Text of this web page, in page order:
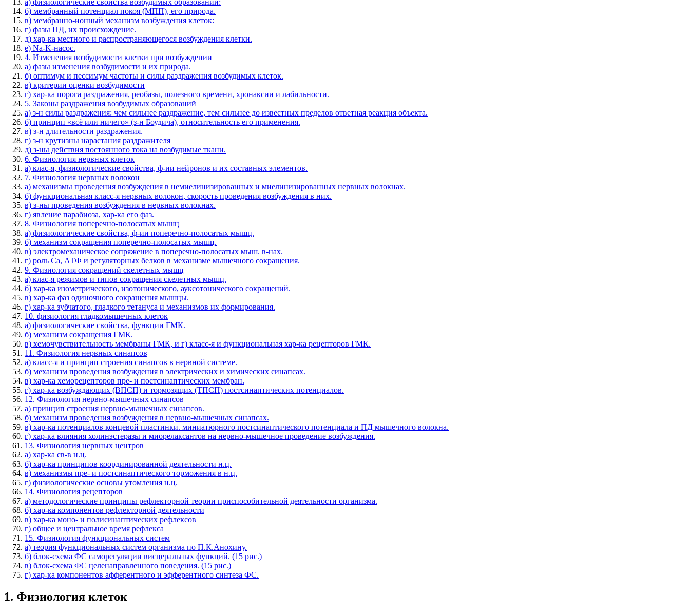
б) мембранный потенциал покоя (МПП), его природа.
в) мембранно-ионный механизм возбуждения клеток:
г) фазы ПД, их происхождение.
д) хар-ка местного и распространяющегося возбуждения клетки.
е) Na-K-насос.
4. Изменения возбудимости клетки при возбуждении
а) фазы изменения возбудимости и их природа.
б) оптимум и пессимум частоты и силы раздражения возбудимых клеток.
в) критерии оценки возбудимости
г) хар-ка порога раздражения, реобазы, полезного времени, хронаксии и лабильности.
5. Законы раздражения возбудимых образований
а) з-н силы раздражения: чем сильнее раздражение, тем сильнее до известных пределов ответная реакция объекта.
б) принцип «всё или ничего» (з-н Боудича), относительность его применения.
в) з-н длительности раздражения.
г) з-н крутизны нарастания раздражителя
д) з-ны действия постоянного тока на возбудимые ткани.
6. Физиология нервных клеток
а) клас-я, физиологические свойства, ф-ии нейронов и их составных элементов.
7. Физиология нервных волокон
а) механизмы проведения возбуждения в немиелинизированных и миелинизированных нервных волокнах.
б) функциональная класс-я нервных волокон, скорость проведения возбуждения в них.
в) з-ны проведения возбуждения в нервных волокнах.
г) явление парабиоза, хар-ка его фаз.
8. Физиология поперечно-полосатых мышц
а) физиологические свойства, ф-ии поперечно-полосатых мышц.
б) механизм сокращения поперечно-полосатых мышц.
в) электромеханическое сопряжение в поперечно-полосатых мыш. в-нах.
г) роль Са, АТФ и регуляторных белков в механизме мышечного сокращения.
9. Физиология сокращений скелетных мышц
а) клас-я режимов и типов сокращения скелетных мышц.
б) хар-ка изометрического, изотонического, ауксотонического сокращений.
в) хар-ка фаз одиночного сокращения мышцы.
г) хар-ка зубчатого, гладкого тетануса и механизмов их формирования.
10. физиология гладкомышечных клеток
а) физиологические свойства, функции ГМК.
б) механизм сокращения ГМК.
в) хемочувствительность мембраны ГМК, и г) класс-я и функциональная хар-ка рецепторов ГМК.
11. Физиология нервных синапсов
а) класс-я и принцип строения синапсов в нервной системе.
б) механизм проведения возбуждения в электрических и химических синапсах.
в) хар-ка хеморецепторов пре- и постсинаптических мембран.
г) хар-ка возбуждающих (ВПСП) и тормозящих (ТПСП) постсинаптических потенциалов.
12. Физиология нервно-мышечных синапсов
а) принцип строения нервно-мышечных синапсов.
б) механизм проведения возбуждения в нервно-мышечных синапсах.
в) хар-ка потенциалов концевой пластинки. миниатюрного постсинаптического потенциала и ПД мышечного волокна.
г) хар-ка влияния холинэстеразы и миорелаксантов на нервно-мышечное проведение возбуждения.
13. Физиология нервных центров
а) хар-ка св-в н.ц.
б) хар-ка принципов координированной деятельности н.ц.
в) механизмы пре- и постсинаптического торможения в н.ц.
г) физиологические основы утомления н.ц.
14. Физиология рецепторов
а) методологические принципы рефлекторной теории приспособительной деятельности организма.
б) хар-ка компонентов рефлекторной деятельности
в) хар-ка моно- и полисинаптических рефлексов
г) общее и центральное время рефлекса
15. Физиология функциональных систем
а) теория функциональных систем организма по П.К.Анохину.
б) блок-схема ФС саморегуляции висцеральных функций. (15 рис.)
в) блок-схема ФС целенаправленного поведения. (15 рис.)
г) хар-ка компонентов афферентного и эфферентного синтеза ФС.
1. Физиология клеток